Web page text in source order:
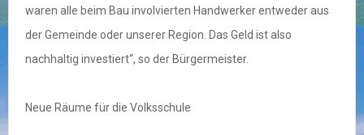
waren alle beim Bau involvierten Handwerker entweder aus
der Gemeinde oder unserer Region. Das Geld ist also
nachhaltig investiert“, so der Bürgermeister.
Neue Räume für die Volksschule